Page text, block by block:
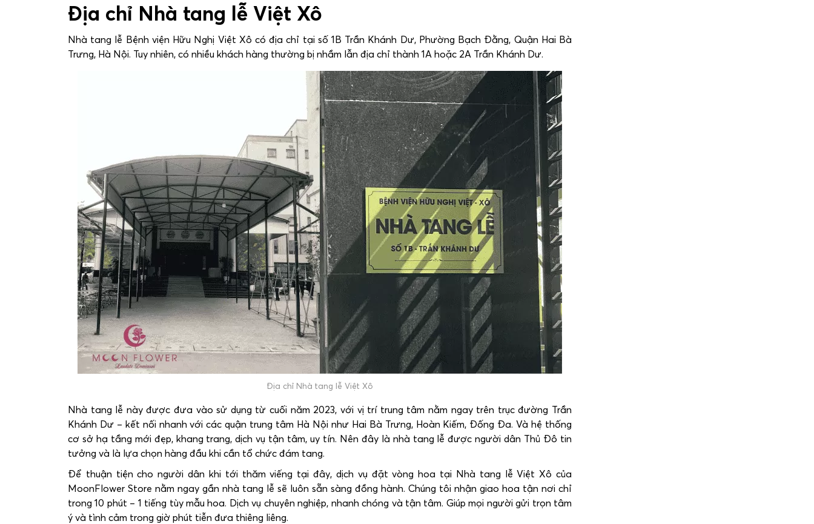
Địa chỉ Nhà tang lễ Việt Xô
Nhà tang lễ Bệnh viện Hữu Nghị Việt Xô có địa chỉ tại số 1B Trần Khánh Dư, Phường Bạch Đằng, Quận Hai Bà
Trưng, Hà Nội. Tuy nhiên, có nhiều khách hàng thường bị nhầm lẫn địa chỉ thành 1A hoặc 2A Trần Khánh Dư.
Địa chỉ Nhà tang lễ Việt Xô
Nhà tang lễ này được đưa vào sử dụng từ cuối năm 2023, với vị trí trung tâm nằm ngay trên trục đường Trần
Khánh Dư – kết nối nhanh với các quận trung tâm Hà Nội như Hai Bà Trưng, Hoàn Kiếm, Đống Đa. Và hệ thống
cơ sở hạ tầng mới đẹp, khang trang, dịch vụ tận tâm, uy tín. Nên đây là nhà tang lễ được người dân Thủ Đô tin
tưởng và là lựa chọn hàng đầu khi cần tổ chức đám tang.
Để thuận tiện cho người dân khi tới thăm viếng tại đây, dịch vụ đặt vòng hoa tại Nhà tang lễ Việt Xô của
MoonFlower Store nằm ngay gần nhà tang lễ sẽ luôn sẵn sàng đồng hành. Chúng tôi nhận giao hoa tận nơi chỉ
trong 10 phút – 1 tiếng tùy mẫu hoa. Dịch vụ chuyên nghiệp, nhanh chóng và tận tâm. Giúp mọi người gửi trọn tâm
ý và tình cảm trong giờ phút tiễn đưa thiêng liêng.